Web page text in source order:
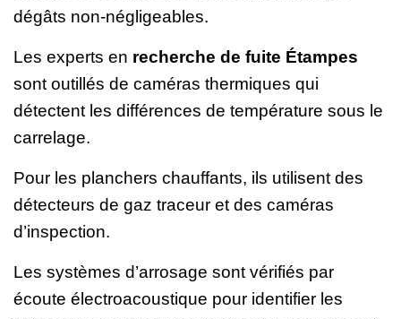
dégâts non-négligeables.
Les experts en recherche de fuite Étampes
sont outillés de caméras thermiques qui
détectent les différences de température sous le
carrelage.
Pour les planchers chauffants, ils utilisent des
détecteurs de gaz traceur et des caméras
d’inspection.
Les systèmes d’arrosage sont vérifiés par
écoute électroacoustique pour identifier les